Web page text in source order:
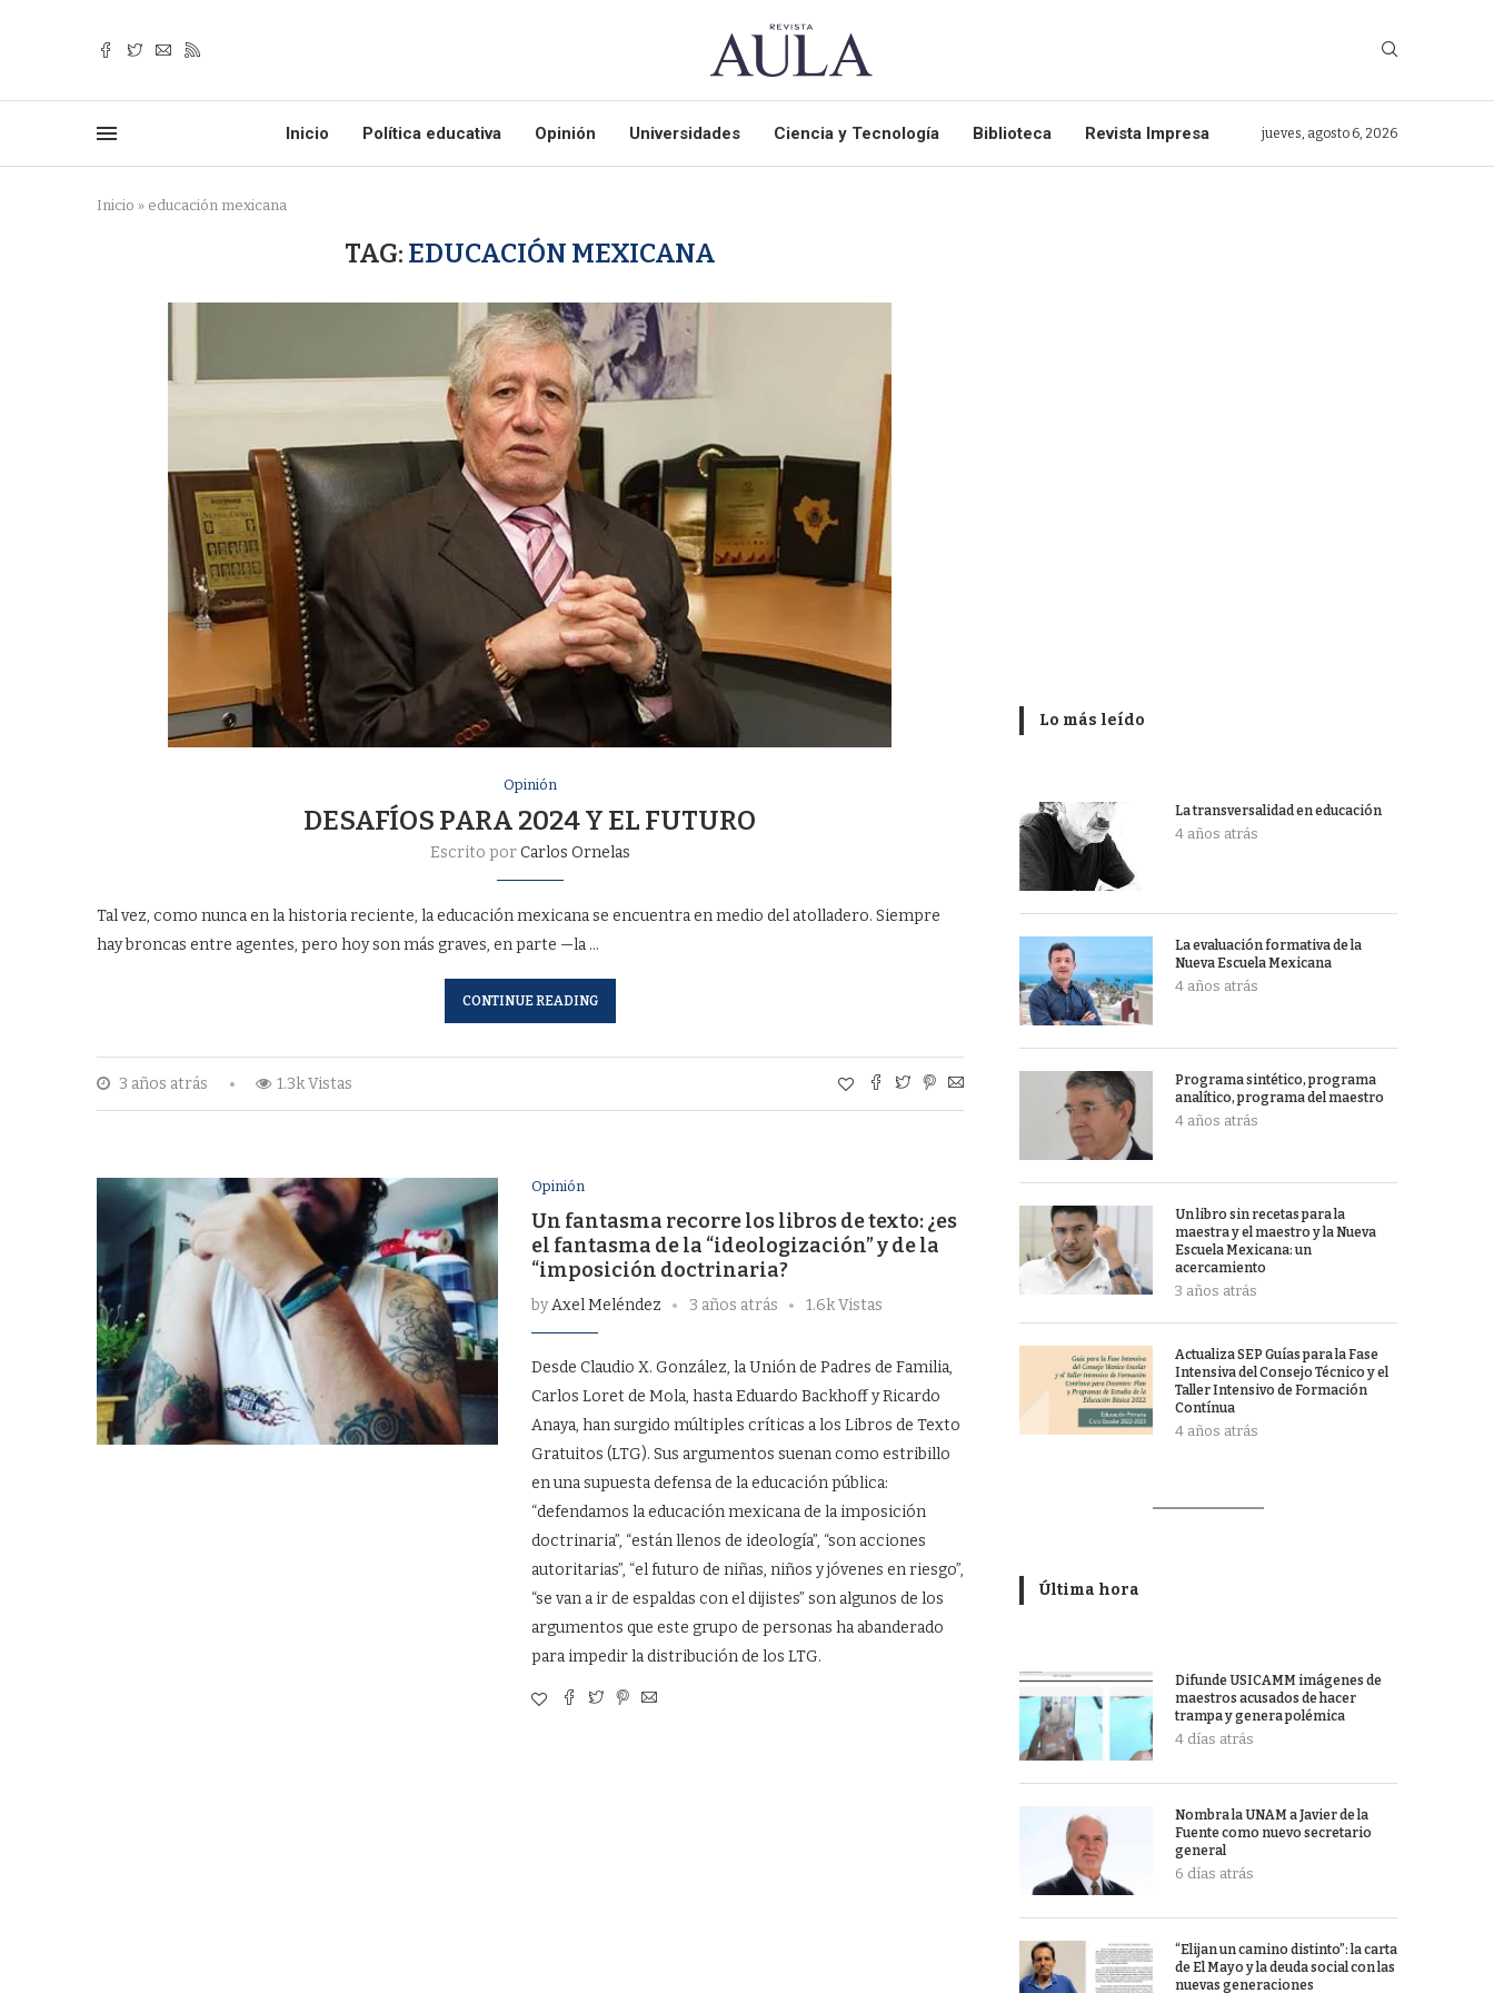
Inicio Política educativa Opinión Universidades Ciencia y Tecnología Biblioteca Revista Impresa jueves, agosto 6, 2026
Inicio » educación mexicana
TAG: EDUCACIÓN MEXICANA
Opinión
DESAFÍOS PARA 2024 Y EL FUTURO
Escrito porCarlos Ornelas
Tal vez, como nunca en la historia reciente, la educación mexicana se encuentra en medio del atolladero. Siempre
hay broncas entre agentes, pero hoy son más graves, en parte —la …
CONTINUE READING
3 años atrás 1.3k Vistas
Opinión
Un fantasma recorre los libros de texto: ¿es
el fantasma de la “ideologización” y de la
“imposición doctrinaria?
byAxel Meléndez 3 años atrás 1.6k Vistas
Desde Claudio X. González, la Unión de Padres de Familia,
Carlos Loret de Mola, hasta Eduardo Backhoff y Ricardo
Anaya, han surgido múltiples críticas a los Libros de Texto
Gratuitos (LTG). Sus argumentos suenan como estribillo
en una supuesta defensa de la educación pública:
“defendamos la educación mexicana de la imposición
doctrinaria”, “están llenos de ideología”, “son acciones
autoritarias”, “el futuro de niñas, niños y jóvenes en riesgo”,
“se van a ir de espaldas con el dijistes” son algunos de los
argumentos que este grupo de personas ha abanderado
para impedir la distribución de los LTG.
Lo más leído
La transversalidad en educación
4 años atrás
La evaluación formativa de la
Nueva Escuela Mexicana
4 años atrás
Programa sintético, programa
analítico, programa del maestro
4 años atrás
Un libro sin recetas para la
maestra y el maestro y la Nueva
Escuela Mexicana: un
acercamiento
3 años atrás
Actualiza SEP Guías para la Fase
Intensiva del Consejo Técnico y el
Taller Intensivo de Formación
Contínua
4 años atrás
Última hora
Difunde USICAMM imágenes de
maestros acusados de hacer
trampa y genera polémica
4 días atrás
Nombra la UNAM a Javier de la
Fuente como nuevo secretario
general
6 días atrás
“Elijan un camino distinto”: la carta
de El Mayo y la deuda social con las
nuevas generaciones